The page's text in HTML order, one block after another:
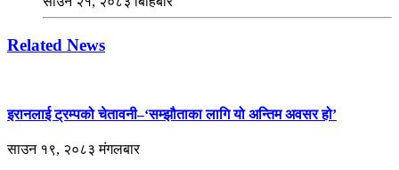
Related News
इरानलाई ट्रम्पको चेतावनी–‘सम्झौताका लागि यो अन्तिम अवसर हो’
साउन १९, २०८३ मंगलबार